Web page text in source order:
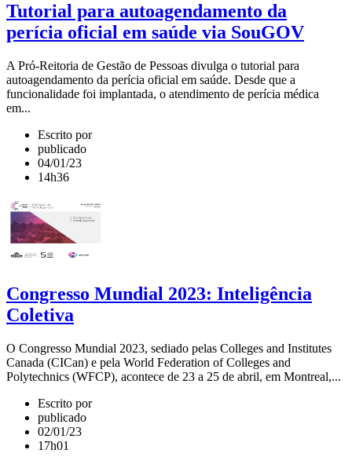
Tutorial para autoagendamento da
perícia oficial em saúde via SouGOV
A Pró-Reitoria de Gestão de Pessoas divulga o tutorial para
autoagendamento da perícia oficial em saúde. Desde que a
funcionalidade foi implantada, o atendimento de perícia médica
em...
Escrito por
publicado
04/01/23
14h36
Congresso Mundial 2023: Inteligência
Coletiva
O Congresso Mundial 2023, sediado pelas Colleges and Institutes
Canada (CICan) e pela World Federation of Colleges and
Polytechnics (WFCP), acontece de 23 a 25 de abril, em Montreal,...
Escrito por
publicado
02/01/23
17h01